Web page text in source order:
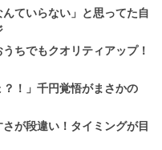
ていらない」と思ってた自
ちでもクオリティアップ！
？！」千円覚悟がまさかの
が段違い！タイミングが目